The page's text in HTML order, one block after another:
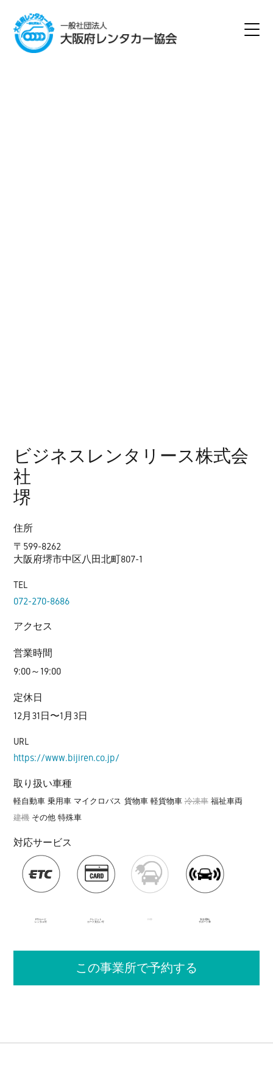
ビジネスレンタリース株式会
社
堺
住所
〒599-8262
大阪府堺市中区八田北町807-1
TEL
072-270-8686
アクセス
営業時間
9:00～19:00
定休日
12月31日〜1月3日
URL
https://www.bijiren.co.jp/
取り扱い車種
軽自動車 乗用車 マイクロバス 貨物車 軽貨物車 冷凍車 福祉車両
建機 その他 特殊車
対応サービス
ETCカード
レンタル可
クレジット
カード支払い可
EV車
安全運転
サポート車
この事業所で予約する